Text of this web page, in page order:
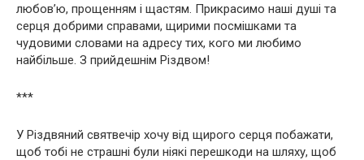
любов’ю, прощенням і щастям. Прикрасимо наші душі та
серця добрими справами, щирими посмішками та
чудовими словами на адресу тих, кого ми любимо
найбільше. З прийдешнім Різдвом!
***
У Різдвяний святвечір хочу від щирого серця побажати,
щоб тобі не страшні були ніякі перешкоди на шляху, щоб